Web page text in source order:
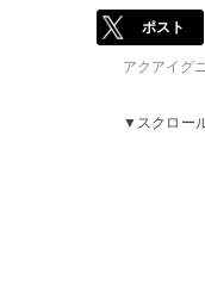
ポスト
アクアイグ
▼スクロー